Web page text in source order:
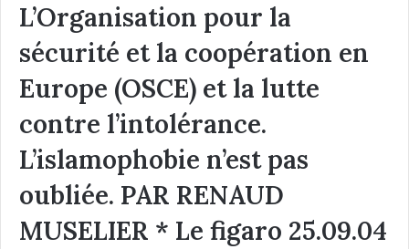
L’Organisation pour la
sécurité et la coopération en
Europe (OSCE) et la lutte
contre l’intolérance.
L’islamophobie n’est pas
oubliée. PAR RENAUD
MUSELIER * Le figaro 25.09.04